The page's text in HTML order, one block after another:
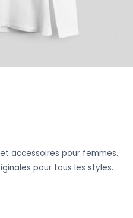
imprimé colibri
€ 43,08 €
accessoires pour femmes.
pour tous les styles.